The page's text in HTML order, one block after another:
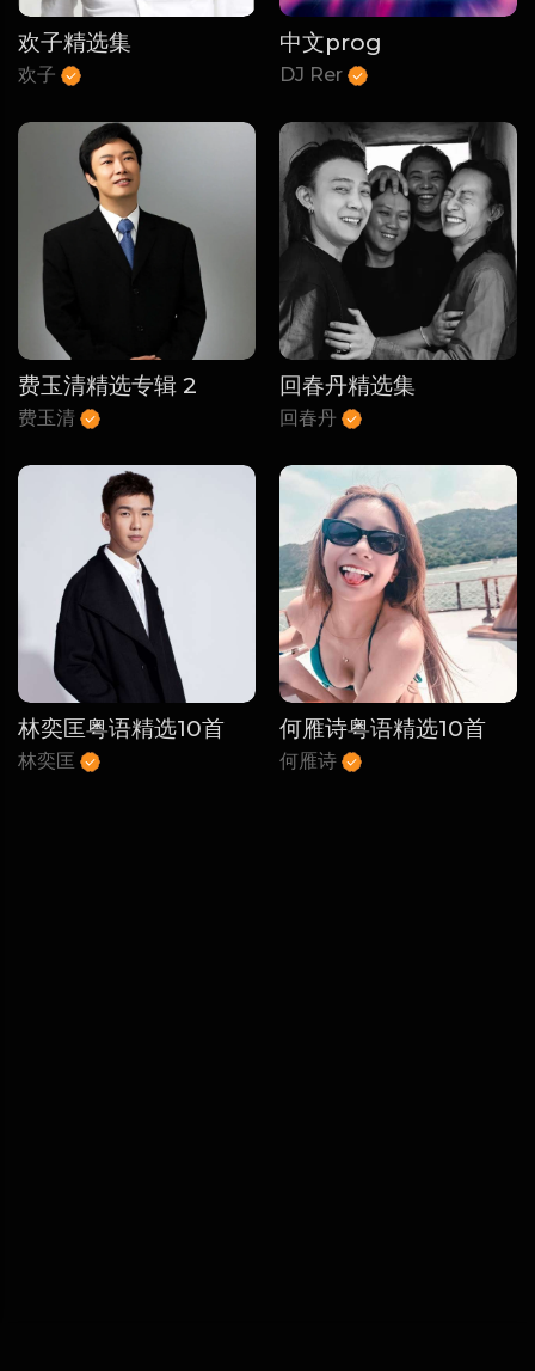
欢子精选集
欢子
中文prog
DJ Rer
费玉清精选专辑 2
费玉清
回春丹精选集
回春丹
林奕匡粤语精选10首
林奕匡
何雁诗粤语精选10首
何雁诗